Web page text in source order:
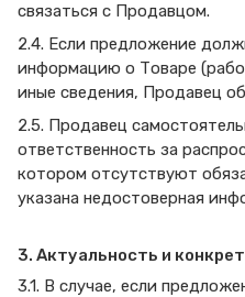
связаться с Продавцом.
2.4. Если предложение
информацию о Товаре
иные сведения, Продавец
2.5. Продавец
ответственность за
котором отсутствуют
указана недостоверная
3. Актуальность и
3.1. В случае, если